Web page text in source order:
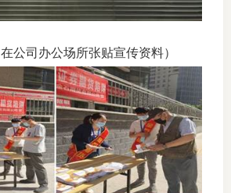
在公司办公场所张贴宣传资料）